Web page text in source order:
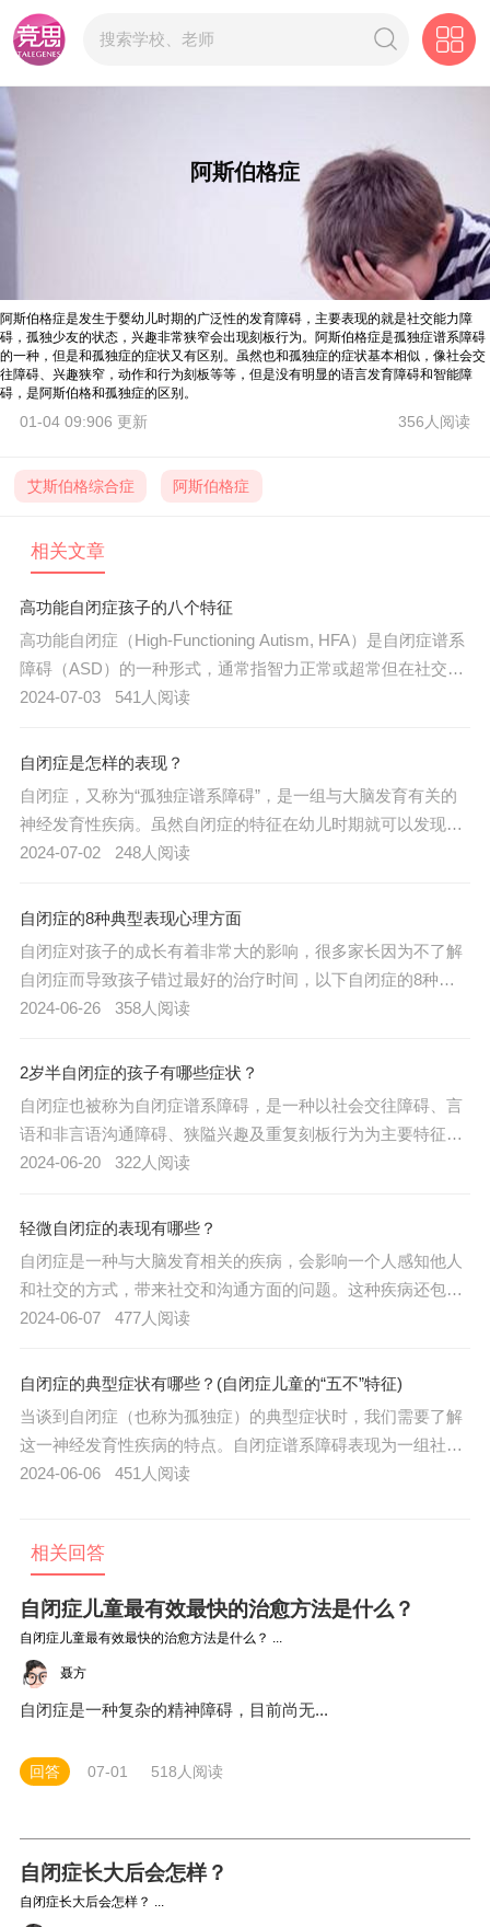
阿斯伯格症
阿斯伯格症是发生于婴幼儿时期的广泛性的发育障碍，主要表现的就是社交能力障
碍，孤独少友的状态，兴趣非常狭窄会出现刻板行为。阿斯伯格症是孤独症谱系障碍
的一种，但是和孤独症的症状又有区别。虽然也和孤独症的症状基本相似，像社会交
往障碍、兴趣狭窄，动作和行为刻板等等，但是没有明显的语言发育障碍和智能障
碍，是阿斯伯格和孤独症的区别。
01-04 09:906 更新 356人阅读
艾斯伯格综合症 阿斯伯格症
相关文章
高功能自闭症孩子的八个特征
高功能自闭症（High-Functioning Autism, HFA）是自闭症谱系
障碍（ASD）的一种形式，通常指智力正常或超常但在社交和
沟通方面存在显著困难的个体。了解高功能自闭症孩子的特征
症孩子的八个特征，以及相应的应对策略。
2024-07-03 541人阅读
自闭症是怎样的表现？
自闭症，又称为“孤独症谱系障碍”，是一组与大脑发育有关的
神经发育性疾病。虽然自闭症的特征在幼儿时期就可以发现，
但通常要到很久以后才能被诊断出来，以下是儿童自闭症的几
2024-07-02 248人阅读
自闭症的8种典型表现心理方面
自闭症对孩子的成长有着非常大的影响，很多家长因为不了解
自闭症而导致孩子错过最好的治疗时间，以下自闭症的8种典
型表现心理方面希望能够对家长有所帮助：
2024-06-26 358人阅读
2岁半自闭症的孩子有哪些症状？
自闭症也被称为自闭症谱系障碍，是一种以社会交往障碍、言
语和非言语沟通障碍、狭隘兴趣及重复刻板行为为主要特征的
神经发育性疾病。以下是2岁半自闭症儿童可能表现出的一些
2024-06-20 322人阅读
轻微自闭症的表现有哪些？
自闭症是一种与大脑发育相关的疾病，会影响一个人感知他人
和社交的方式，带来社交和沟通方面的问题。这种疾病还包括
有限和重复的行为模式，它包括自闭症、阿斯伯格综合征、儿
者的一些常见症状表现：
2024-06-07 477人阅读
自闭症的典型症状有哪些？(自闭症儿童的“五不”特征)
当谈到自闭症（也称为孤独症）的典型症状时，我们需要了解
这一神经发育性疾病的特点。自闭症谱系障碍表现为一组社交
交往障碍、言语和非言语沟通障碍、狭隘兴趣及重复刻板行
2024-06-06 451人阅读
相关回答
自闭症儿童最有效最快的治愈方法是什么？
自闭症儿童最有效最快的治愈方法是什么？ ...
聂方
自闭症是一种复杂的精神障碍，目前尚无...
回答 07-01 518人阅读
自闭症长大后会怎样？
自闭症长大后会怎样？ ...